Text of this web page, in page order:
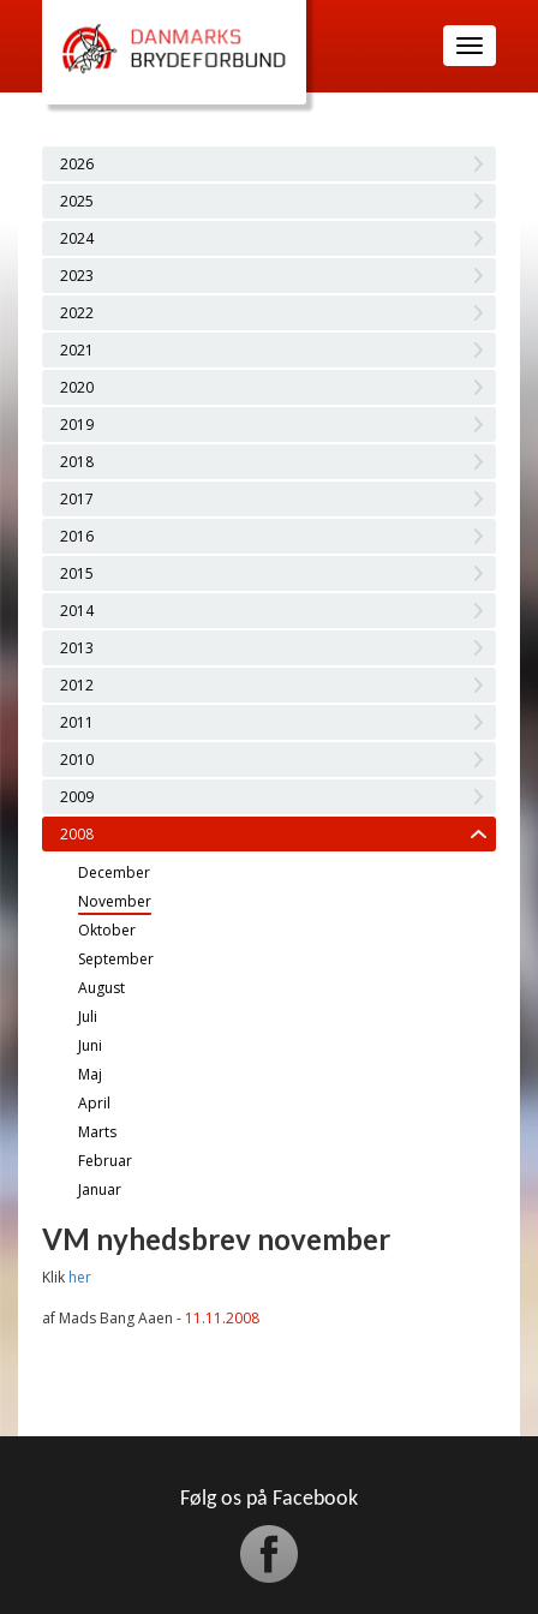
Toggle
navigation
2026
2025
2024
2023
2022
2021
2020
2019
2018
2017
2016
2015
2014
2013
2012
2011
2010
2009
2008
December
November
Oktober
September
August
Juli
Juni
Maj
April
Marts
Februar
Januar
VM nyhedsbrev november
Klik her
af Mads Bang Aaen - 11.11.2008
Følg os på Facebook